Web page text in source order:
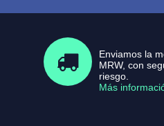
Enviamos la
MRW, con
riesgo.
Más